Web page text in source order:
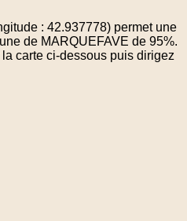
: 42.937778) permet une
de MARQUEFAVE de 95%.
carte ci-dessous puis dirigez